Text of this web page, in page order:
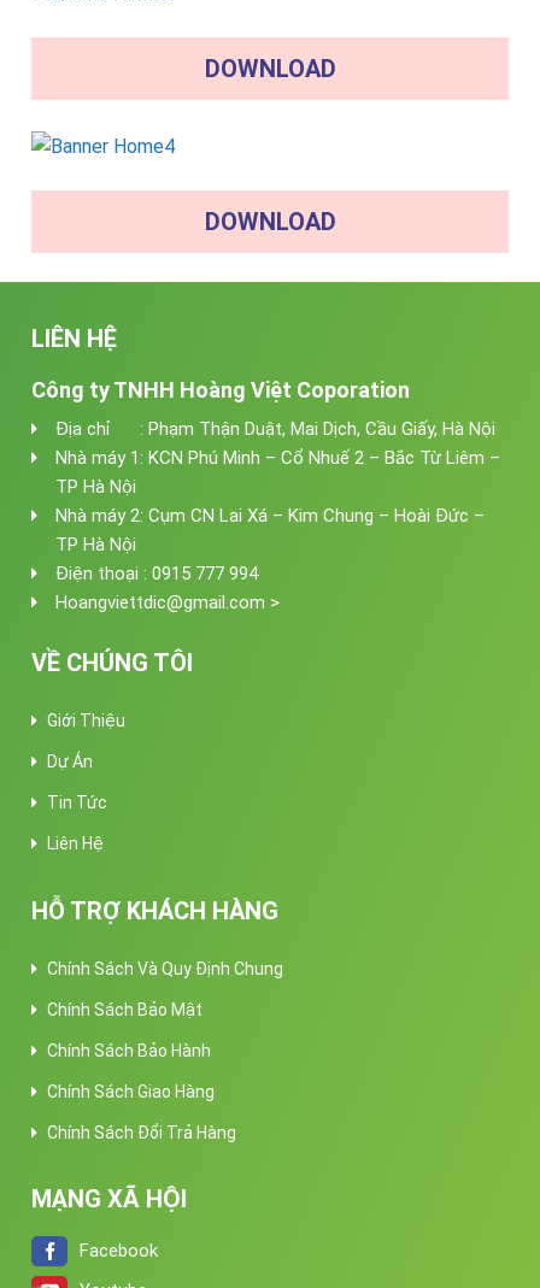
DOWNLOAD
DOWNLOAD
LIÊN HỆ
Công ty TNHH Hoàng Việt Coporation
Địa chỉ : Phạm Thận Duật, Mai Dịch, Cầu Giấy, Hà Nội
Nhà máy 1: KCN Phú Minh – Cổ Nhuế 2 – Bắc Từ Liêm –
TP Hà Nội
Nhà máy 2: Cụm CN Lai Xá – Kim Chung – Hoài Đức –
TP Hà Nội
Điện thoại : 0915 777 994
Hoangviettdic@gmail.com >
VỀ CHÚNG TÔI
Giới Thiệu
Dự Án
Tin Tức
Liên Hệ
HỖ TRỢ KHÁCH HÀNG
Chính Sách Và Quy Định Chung
Chính Sách Bảo Mật
Chính Sách Bảo Hành
Chính Sách Giao Hàng
Chính Sách Đổi Trả Hàng
MẠNG XÃ HỘI
Facebook